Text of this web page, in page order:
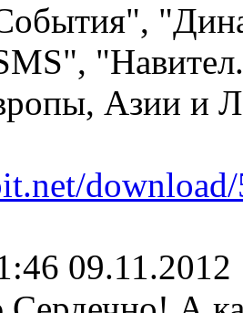
Азии и
09.11.2012